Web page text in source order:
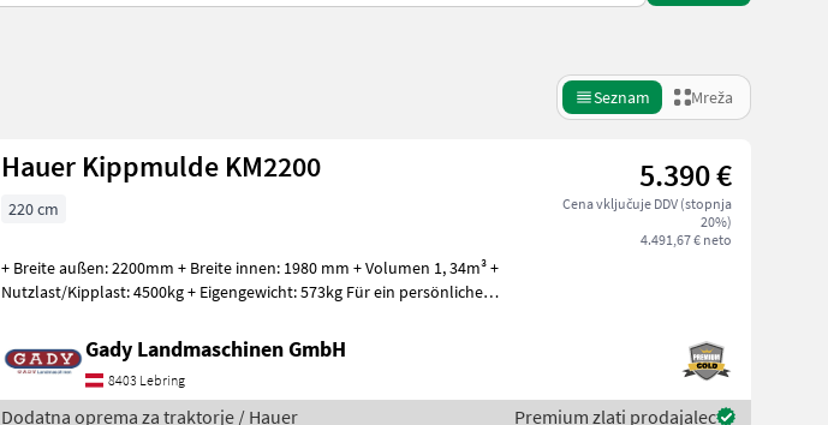
Seznam Mreža
Hauer Kippmulde KM2200 5.390 €
Cena vključuje DDV (stopnja
20%)
4.491,67 € neto
220 cm
+ Breite außen: 2200mm + Breite innen: 1980 mm + Volumen 1, 34m³ +
Nutzlast/Kipplast: 4500kg + Eigengewicht: 573kg Für ein persönliches
Gady Landmaschinen GmbH
8403 Lebring
Dodatna oprema za traktorje / Hauer Premium zlati prodajalec